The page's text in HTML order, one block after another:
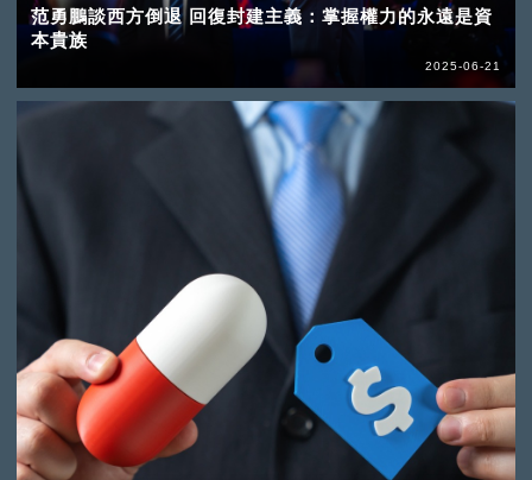
范勇鵬談西方倒退 回復封建主義：掌握權力的永遠是資
本貴族
2025-06-21